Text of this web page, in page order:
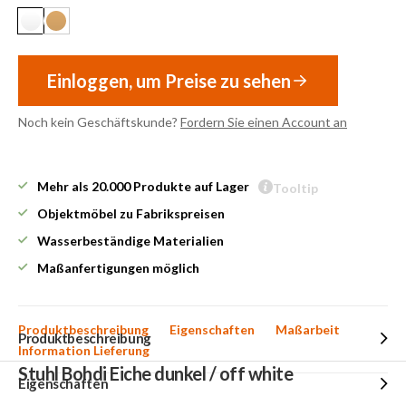
Einloggen, um Preise zu sehen
Noch kein Geschäftskunde? Fordern Sie einen Account an
Mehr als 20.000 Produkte auf Lager
Tooltip
Objektmöbel zu Fabrikspreisen
Wasserbeständige Materialien
Maßanfertigungen möglich
Produktbeschreibung Eigenschaften
Maßarbeit
Information Lieferung
Produktbeschreibung
Stuhl Bohdi Eiche dunkel / off white
Eigenschaften